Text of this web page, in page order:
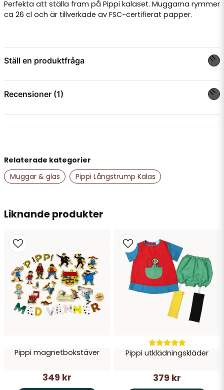
Perfekta att ställa fram på Pippi kalaset. Muggarna rymmer
ca 26 cl och är tillverkade av FSC-certifierat papper.
Ställ en produktfråga
Fråga oss något om denna produkten...
email
Mejladress
Recensioner (1)
Liknande produkter
Pippi magnetbokstäver
349 kr
Pippi utklädningskläder
379 kr
Relaterade kategorier
Muggar & glas
Pippi Långstrump Kalas